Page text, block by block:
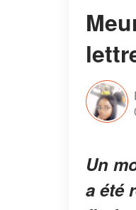
Un
a été